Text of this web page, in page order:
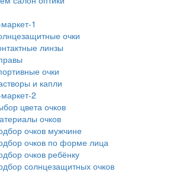
1
очки
линзы
очки
и капли
2
цвета очков
очков
очков мужчине
очков по форме лица
очков ребёнку
солнцезащитных очков